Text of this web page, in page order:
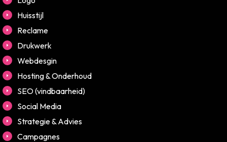
Huisstijl
Reclame
Drukwerk
Webdesgin
Hosting & Onderhoud
SEO (vindbaarheid)
Social Media
Strategie & Advies
Campagnes